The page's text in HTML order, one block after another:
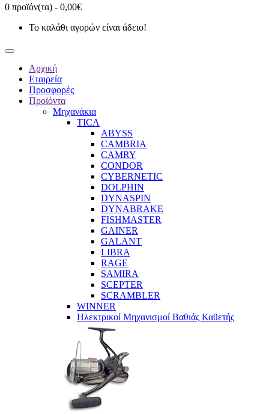
0 προϊόν(τα) - 0,00€
Το καλάθι αγορών είναι άδειο!
Αρχική
Εταιρεία
Προσφορές
Προϊόντα
Μηχανάκια
TICA
ABYSS
CAMBRIA
CAMRY
CONDOR
CYBERNETIC
DOLPHIN
DYNASPIN
DYNABRAKE
FISHMASTER
GAINER
GALANT
LIBRA
RAGE
SAMIRA
SCEPTER
SCRAMBLER
WINNER
Ηλεκτρικοί Μηχανισμοί Βαθιάς Καθετής